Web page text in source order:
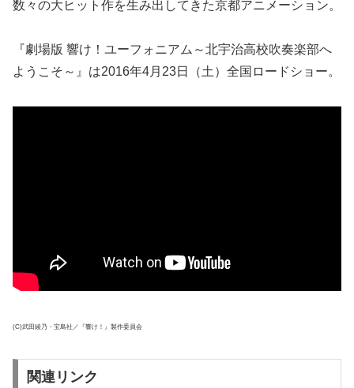
数々の大ヒット作を生み出してきた京都アニメーション。
『劇場版 響け！ユーフォニアム～北宇治高校吹奏楽部へ
ようこそ～』は2016年4月23日（土）全国ロードショー。
(C)武田綾乃・宝島社／『響け！』製作委員会
関連リンク